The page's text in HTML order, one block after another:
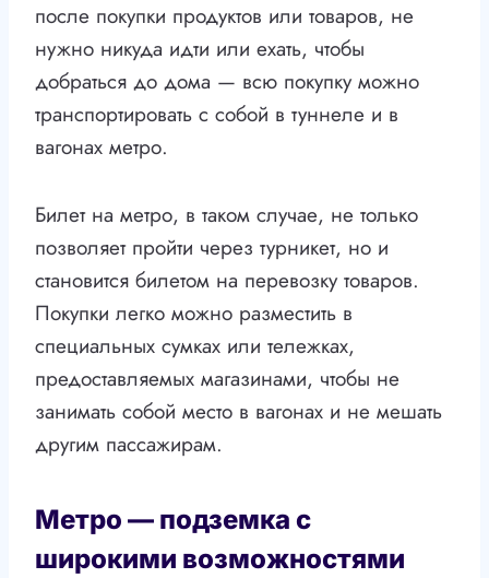
после покупки продуктов или товаров, не
нужно никуда идти или ехать, чтобы
добраться до дома — всю покупку можно
транспортировать с собой в туннеле и в
вагонах метро.
Билет на метро, в таком случае, не только
позволяет пройти через турникет, но и
становится билетом на перевозку товаров.
Покупки легко можно разместить в
специальных сумках или тележках,
предоставляемых магазинами, чтобы не
занимать собой место в вагонах и не мешать
другим пассажирам.
Метро — подземка с
широкими возможностями